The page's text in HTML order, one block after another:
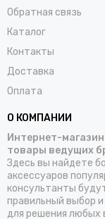
Обратная связь
Каталог
Контакты
Доставка
Оплата
О КОМПАНИИ
Интернет-
товары ведущих
Здесь вы найдете
аксессуаров
консультанты
правильный выбор
для решения любых